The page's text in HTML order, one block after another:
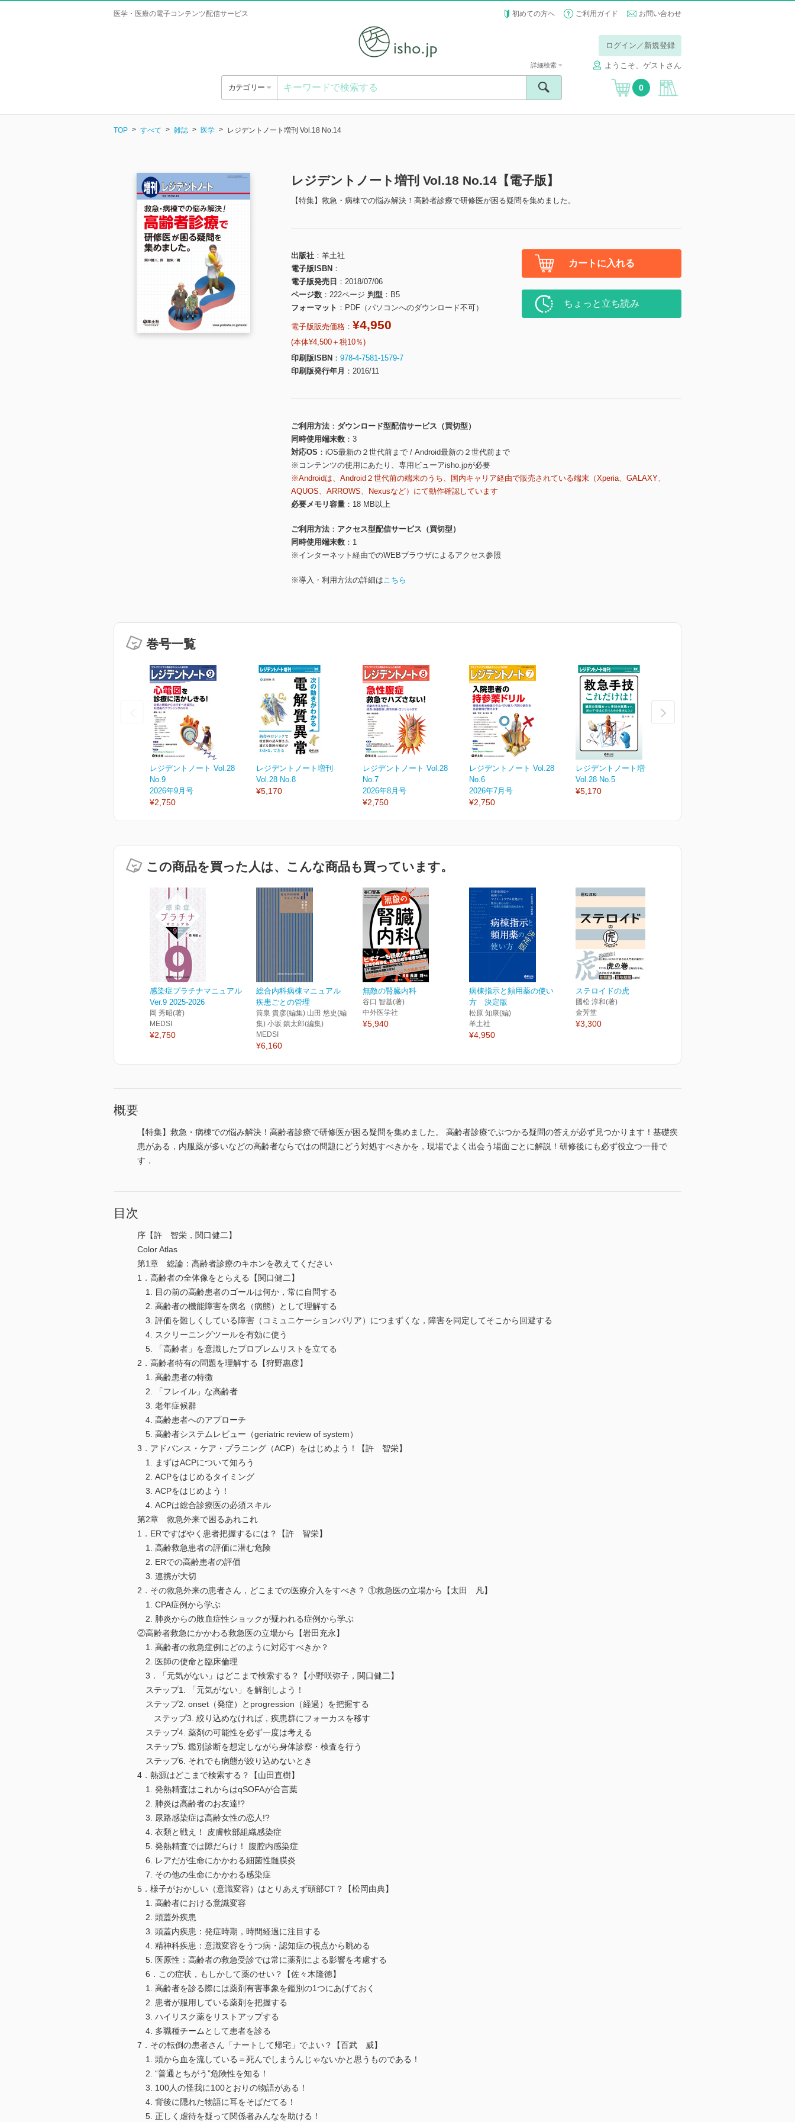
医学・医療の電子コンテンツ配信サービス 初めての方へ ご利用ガイド お問い合わせ
ログイン／新規登録
ようこそ、ゲストさん
カテゴリー
詳細検索
0
TOP すべて 雑誌 医学 レジデントノート増刊 Vol.18 No.14
レジデントノート増刊 Vol.18 No.14【電子版】
【特集】救急・病棟での悩み解決！高齢者診療で研修医が困る疑問を集めました。
出版社
羊土社
電子版ISBN
電子版発売日
2018/07/06
ページ数
222ページ 判型
B5
フォーマット
PDF（パソコンへのダウンロード不可）
電子版販売価格： ¥4,950
(本体¥4,500＋税10％)
印刷版ISBN
978-4-7581-1579-7
印刷版発行年月
2016/11
カートに入れる
ちょっと立ち読み
ご利用方法
ダウンロード型配信サービス（買切型）
同時使用端末数
3
対応OS
iOS最新の２世代前まで / Android最新の２世代前まで
※コンテンツの使用にあたり、専用ビューアisho.jpが必要
※Androidは、Android２世代前の端末のうち、国内キャリア経由で販売されている端末（Xperia、GALAXY、
AQUOS、ARROWS、Nexusなど）にて動作確認しています
必要メモリ容量
18 MB以上
ご利用方法
アクセス型配信サービス（買切型）
同時使用端末数
1
※インターネット経由でのWEBブラウザによるアクセス参照
※導入・利用方法の詳細はこちら
巻号一覧
レジデントノート Vol.28
No.9
2026年9月号
¥2,750
レジデントノート増刊
Vol.28 No.8
¥5,170
レジデントノート Vol.28
No.7
2026年8月号
¥2,750
レジデントノート Vol.28
No.6
2026年7月号
¥2,750
レジデントノート増刊
Vol.28 No.5
¥5,170
この商品を買った人は、こんな商品も買っています。
感染症プラチナマニュアル
Ver.9 2025-2026
岡 秀昭(著)
MEDSI
¥2,750
総合内科病棟マニュアル
疾患ごとの管理
筒泉 貴彦(編集) 山田 悠史(編
集) 小坂 鎮太郎(編集)
MEDSI
¥6,160
無敵の腎臓内科
谷口 智基(著)
中外医学社
¥5,940
病棟指示と頻用薬の使い
方 決定版
松原 知康(編)
羊土社
¥4,950
ステロイドの虎
國松 淳和(著)
金芳堂
¥3,300
概要
【特集】救急・病棟での悩み解決！高齢者診療で研修医が困る疑問を集めました。 高齢者診療でぶつかる疑問の答えが必ず見つかります！基礎疾
患がある，内服薬が多いなどの高齢者ならではの問題にどう対処すべきかを，現場でよく出会う場面ごとに解説！研修後にも必ず役立つ一冊で
す．
目次
序【許 智栄，関口健二】
Color Atlas
第1章 総論：高齢者診療のキホンを教えてください
1．高齢者の全体像をとらえる【関口健二】
1. 目の前の高齢患者のゴールは何か，常に自問する
2. 高齢者の機能障害を病名（病態）として理解する
3. 評価を難しくしている障害（コミュニケーションバリア）につまずくな，障害を同定してそこから回避する
4. スクリーニングツールを有効に使う
5. 「高齢者」を意識したプロブレムリストを立てる
2．高齢者特有の問題を理解する【狩野惠彦】
1. 高齢患者の特徴
2. 「フレイル」な高齢者
3. 老年症候群
4. 高齢患者へのアプローチ
5. 高齢者システムレビュー（geriatric review of system）
3．アドバンス・ケア・プラニング（ACP）をはじめよう！【許 智栄】
1. まずはACPについて知ろう
2. ACPをはじめるタイミング
3. ACPをはじめよう！
4. ACPは総合診療医の必須スキル
第2章 救急外来で困るあれこれ
1．ERですばやく患者把握するには？【許 智栄】
1. 高齢救急患者の評価に潜む危険
2. ERでの高齢患者の評価
3. 連携が大切
2．その救急外来の患者さん，どこまでの医療介入をすべき？ ①救急医の立場から【太田 凡】
1. CPA症例から学ぶ
2. 肺炎からの敗血症性ショックが疑われる症例から学ぶ
②高齢者救急にかかわる救急医の立場から【岩田充永】
1. 高齢者の救急症例にどのように対応すべきか？
2. 医師の使命と臨床倫理
3．「元気がない」はどこまで検索する？【小野咲弥子，関口健二】
ステップ1. 「元気がない」を解剖しよう！
ステップ2. onset（発症）とprogression（経過）を把握する
ステップ3. 絞り込めなければ，疾患群にフォーカスを移す
ステップ4. 薬剤の可能性を必ず一度は考える
ステップ5. 鑑別診断を想定しながら身体診察・検査を行う
ステップ6. それでも病態が絞り込めないとき
4．熱源はどこまで検索する？【山田直樹】
1. 発熱精査はこれからはqSOFAが合言葉
2. 肺炎は高齢者のお友達!?
3. 尿路感染症は高齢女性の恋人!?
4. 衣類と戦え！ 皮膚軟部組織感染症
5. 発熱精査では隙だらけ！ 腹腔内感染症
6. レアだが生命にかかわる細菌性髄膜炎
7. その他の生命にかかわる感染症
5．様子がおかしい（意識変容）はとりあえず頭部CT？【松岡由典】
1. 高齢者における意識変容
2. 頭蓋外疾患
3. 頭蓋内疾患：発症時期，時間経過に注目する
4. 精神科疾患：意識変容をうつ病・認知症の視点から眺める
5. 医原性：高齢者の救急受診では常に薬剤による影響を考慮する
6．この症状，もしかして薬のせい？【佐々木隆徳】
1. 高齢者を診る際には薬剤有害事象を鑑別の1つにあげておく
2. 患者が服用している薬剤を把握する
3. ハイリスク薬をリストアップする
4. 多職種チームとして患者を診る
7．その転倒の患者さん「ナートして帰宅」でよい？【百武 威】
1. 頭から血を流している＝死んでしまうんじゃないかと思うものである！
2. “普通とちがう”危険性を知る！
3. 100人の怪我に100とおりの物語がある！
4. 背後に隠れた物語に耳をそばだてる！
5. 正しく虐待を疑って関係者みんなを助ける！